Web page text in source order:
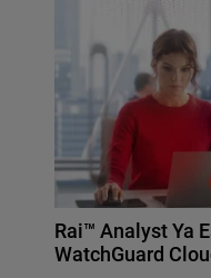
Rai™ Analyst Ya
WatchGuard